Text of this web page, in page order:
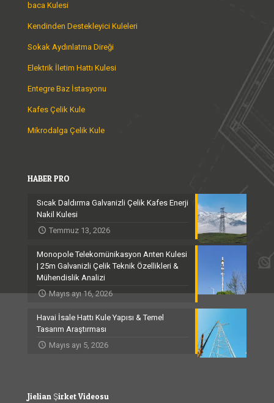
baca Kulesi
Kendinden Destekleyici Kuleleri
Sokak Aydınlatma Direği
Elektrik İletim Hattı Kulesi
Entegre Baz İstasyonu
Kafes Çelik Kule
Mikrodalga Çelik Kule
HABER PRO
Sıcak Daldırma Galvanizli Çelik Kafes Enerji
Nakil Kulesi
Temmuz 13, 2026
Monopole Telekomünikasyon Anten Kulesi
| 25m Galvanizli Çelik Teknik Özellikleri &
Mühendislik Analizi
Mayıs ayı 16, 2026
Havai İsale Hattı Kule Yapısı & Temel
Tasarım Araştırması
Mayıs ayı 5, 2026
Jielian Şirket Videosu